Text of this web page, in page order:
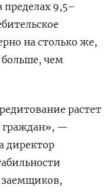
пределах 9,5–
на столько же,
больше, чем
растет
граждан», —
директор
заемщиков,